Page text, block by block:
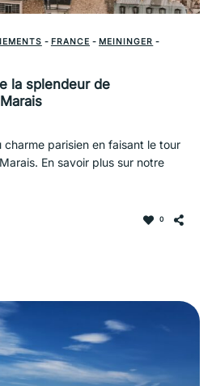
- FRANCE - MEININGER -
la splendeur de
charme parisien en faisant le tour
En savoir plus sur notre
0